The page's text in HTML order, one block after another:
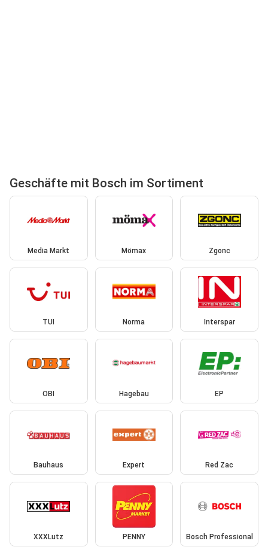
Geschäfte mit Bosch im Sortiment
Media Markt Mömax Zgonc
TUI Norma Interspar
OBI Hagebau EP
Bauhaus Expert Red Zac
XXXLutz PENNY Bosch Professional